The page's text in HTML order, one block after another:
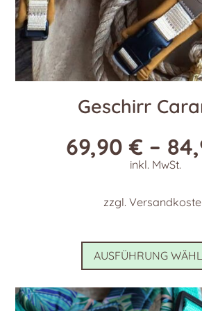
Geschirr
69,90€ –
inkl. MwSt.
zzgl.
AUSFÜHRUNG